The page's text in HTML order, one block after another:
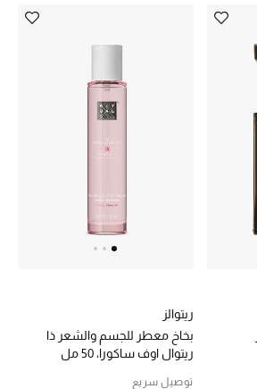
ريتوالز
بخاخ معطر للجسم والشعر ذا
ريتوال اوف ساكورا، 50 مل
توصيل سريع